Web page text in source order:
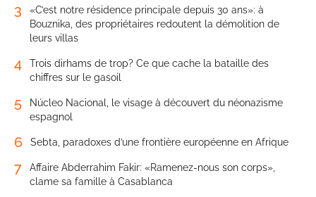
3
«C’est notre résidence principale depuis 30 ans»: à
Bouznika, des propriétaires redoutent la démolition de
leurs villas
4
Trois dirhams de trop? Ce que cache la bataille des
chiffres sur le gasoil
5
Núcleo Nacional, le visage à découvert du néonazisme
espagnol
6 Sebta, paradoxes d’une frontière européenne en Afrique
7
Affaire Abderrahim Fakir: «Ramenez-nous son corps»,
clame sa famille à Casablanca